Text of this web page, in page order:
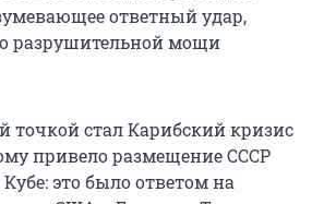
ответный удар,
разрушительной мощи
точкой стал Карибский кризис
привело размещение СССР
это было ответом на